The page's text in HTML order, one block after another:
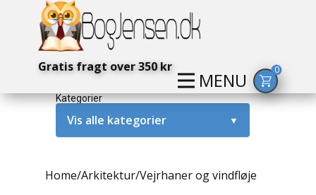
MENU
Gratis fragt over 350 kr 0
Kategorier
Vis alle kategorier ▼
Amerika / USA
Home/Arkitektur/Vejrhaner og vindfløje